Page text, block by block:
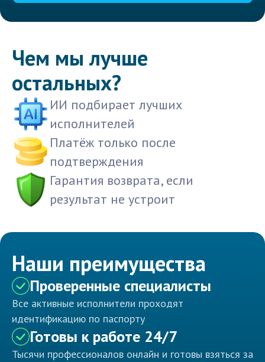
Чем мы лучше
остальных?
ИИ подбирает лучших
исполнителей
Платёж только после
подтверждения
Гарантия возврата, если
результат не устроит
Наши преимущества
Проверенные специалисты
Все активные исполнители проходят
идентификацию по паспорту
Готовы к работе 24/7
Тысячи профессионалов онлайн и готовы взяться за